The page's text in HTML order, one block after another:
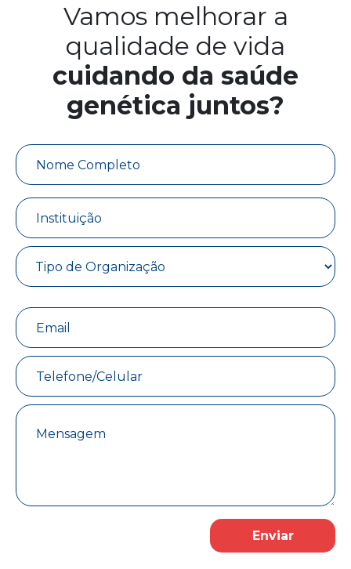
Vamos melhorar a
qualidade de vida
cuidando da saúde
genética juntos?